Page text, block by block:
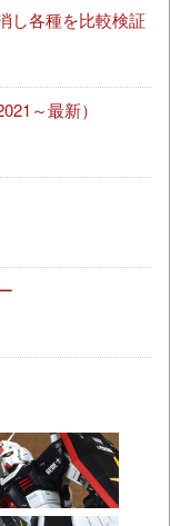
し各種を比較検証
～最新）